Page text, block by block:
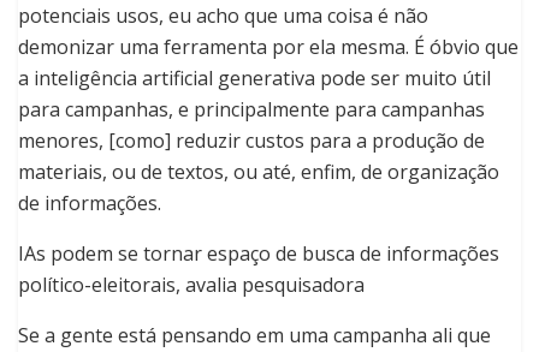
potenciais usos, eu acho que uma coisa é não
demonizar uma ferramenta por ela mesma. É óbvio que
a inteligência artificial generativa pode ser muito útil
para campanhas, e principalmente para campanhas
menores, [como] reduzir custos para a produção de
materiais, ou de textos, ou até, enfim, de organização
de informações.
IAs podem se tornar espaço de busca de informações
político-eleitorais, avalia pesquisadora
Se a gente está pensando em uma campanha ali que